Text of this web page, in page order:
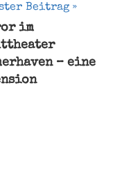
Beitrag
im
– eine